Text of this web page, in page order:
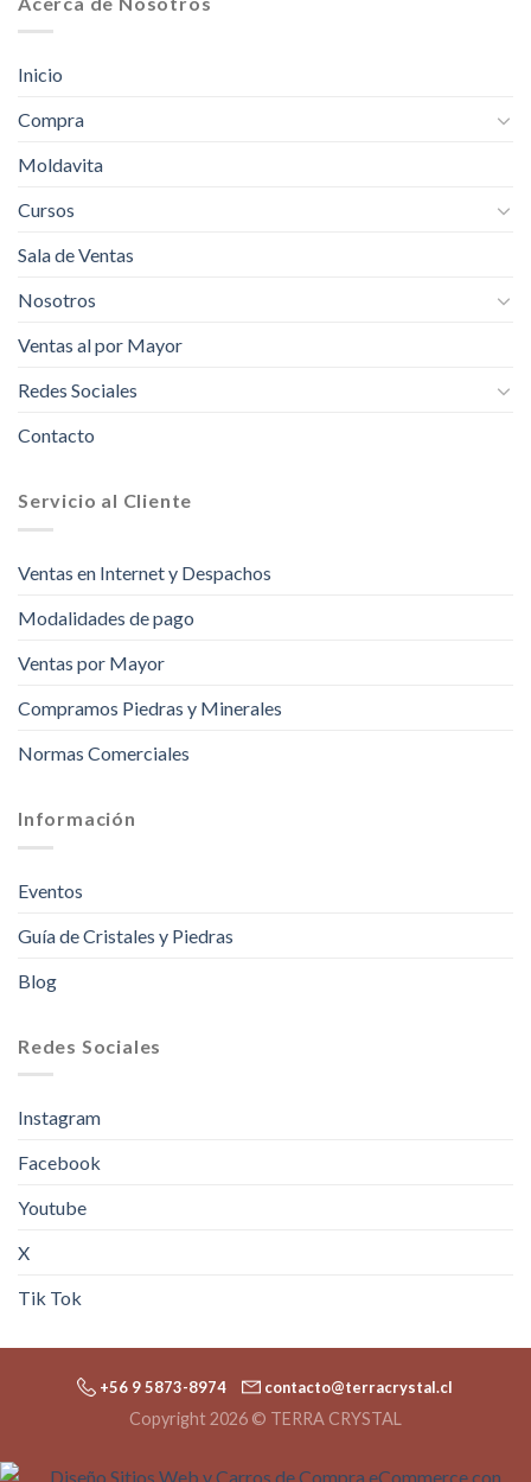
Inicio
Compra
Moldavita
Cursos
Sala de Ventas
Nosotros
Ventas al por Mayor
Redes Sociales
Contacto
Servicio al Cliente
Ventas en Internet y Despachos
Modalidades de pago
Ventas por Mayor
Compramos Piedras y Minerales
Normas Comerciales
Información
Eventos
Guía de Cristales y Piedras
Blog
Redes Sociales
Instagram
Facebook
Youtube
X
Tik Tok
+56 9 5873-8974 contacto@terracrystal.cl
Copyright 2026 © TERRA CRYSTAL